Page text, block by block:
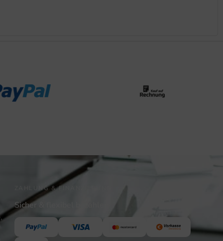
ZAHLUNG & FINANZIERUNG
Sicher & flexibel bezahlen